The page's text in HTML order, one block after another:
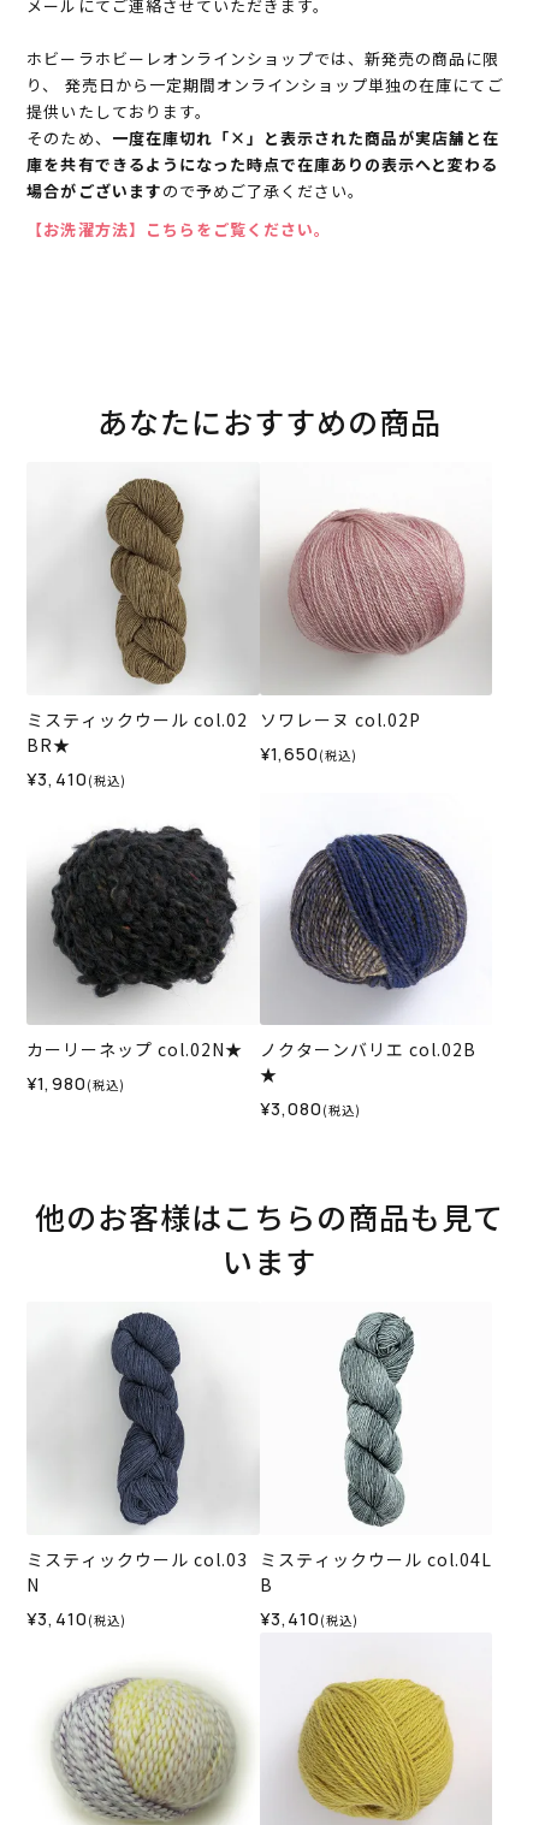
メールにてご連絡させていただきます。
ホビーラホビーレオンラインショップでは、新発売の商品に限
り、 発売日から一定期間オンラインショップ単独の在庫にてご
提供いたしております。
そのため、 一度在庫切れ「×」と表示された商品が実店舗と在
庫を共有できるようになった時点で在庫ありの表示へと変わる
場合がございますので予めご了承ください。
【お洗濯方法】こちらをご覧ください。
あなたにおすすめの商品
ミスティックウール col.02
BR★
¥3,410 (税込)
ソワレーヌ col.02P
¥1,650 (税込)
カーリーネップ col.02N★
¥1,980 (税込)
ノクターンバリエ col.02B
★
¥3,080 (税込)
他のお客様はこちらの商品も見て
います
ミスティックウール col.03
N
¥3,410 (税込)
ミスティックウール col.04L
B
¥3,410 (税込)